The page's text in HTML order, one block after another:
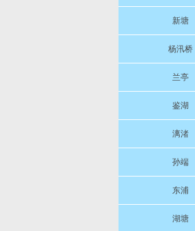
新塘
杨汛桥
兰亭
鉴湖
漓渚
孙端
东浦
湖塘